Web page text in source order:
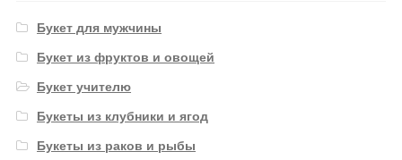
Букет для мужчины
Букет из фруктов и овощей
Букет учителю
Букеты из клубники и ягод
Букеты из раков и рыбы